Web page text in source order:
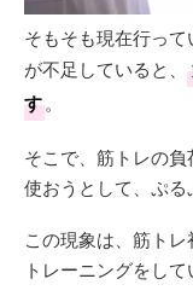
そもそも現在行っ
が不足していると、
す。
そこで、筋トレの
使おうとして、ぷる
この現象は、筋ト
トレーニングをし